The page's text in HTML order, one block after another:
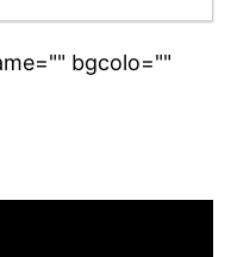
bgcolo=""